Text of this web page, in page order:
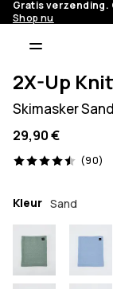
Gratis
Shop nu
2X-Up
Skimasker Sand
29,90 €
(90)
90
Kleur Sand